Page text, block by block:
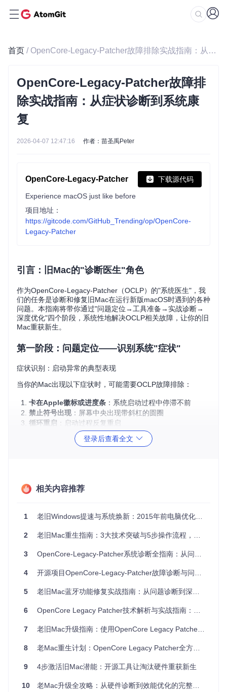
首页 / OpenCore-Legacy-Patcher故障排除实战指南：从症状诊断到系统康复
OpenCore-Legacy-Patcher故障排
除实战指南：从症状诊断到系统康
复
2026-04-07 12:47:16 作者：苗圣禹Peter
OpenCore-Legacy-Patcher 下载源代码
Experience macOS just like before
项目地址：
https://gitcode.com/GitHub_Trending/op/OpenCore-
Legacy-Patcher
引言：旧Mac的"诊断医生"角色
作为OpenCore-Legacy-Patcher（OCLP）的"系统医生"，我
们的任务是诊断和修复旧Mac在运行新版macOS时遇到的各种
问题。本指南将带你通过"问题定位→工具准备→实战诊断→
深度优化"四个阶段，系统性地解决OCLP相关故障，让你的旧
Mac重获新生。
第一阶段：问题定位——识别系统"症状"
症状识别：启动异常的典型表现
当你的Mac出现以下症状时，可能需要OCLP故障排除：
卡在Apple徽标或进度条 ：系统启动过程中停滞不前
禁止符号出现：屏幕中央出现带斜杠的圆圈
循环重启 ：启动过程反复重启
：启动后无任何显示或仅有空白屏幕
：启动后显示"您的电脑因问题而重新启动"
配置错误：OpenCore配置文件（config.plist）设置不当
驱动冲突
权限问题：系统权限设置阻止OCLP正常操作
诊断决策树：从症状到病因
启动问题
├── 卡在Apple徽标
│   ├── 带进度条 → 检查Verbose模式输出
│   └── 无进度条 → 检查OpenCore日志
├── 禁止符号
│   ├── 立即出现 → 安全设置问题
│   └── 延迟出现 → 驱动或内核扩展问题
├── 循环重启
│   └── 启动后重启 → 内核崩溃
    ├── 完全无显示 → 硬件问题
[ ] 记录启动过程中的具体症状和屏幕显示
登录后查看全文
相关内容推荐
1 老旧Windows提速与系统焕新：2015年前电脑优化指南
2 老旧Mac重生指南：3大技术突破与5步操作流程，用开源工具OpenCore Legacy Patcher实现系统升级
3 OpenCore-Legacy-Patcher系统诊断全指南：从问题预防到深度修复
4 开源项目OpenCore-Legacy-Patcher故障诊断与问题解决全指南
5 老旧Mac蓝牙功能修复实战指南：从问题诊断到深度优化
6 OpenCore Legacy Patcher技术解析与实战指南：老Mac设备的macOS焕新方案
7 老旧Mac升级指南：使用OpenCore Legacy Patcher实现系统兼容性突破
8 老Mac重生计划：OpenCore Legacy Patcher全方位技术指南
9 4步激活旧Mac潜能：开源工具让淘汰硬件重获新生
10 老Mac升级全攻略：从硬件诊断到效能优化的完整指南